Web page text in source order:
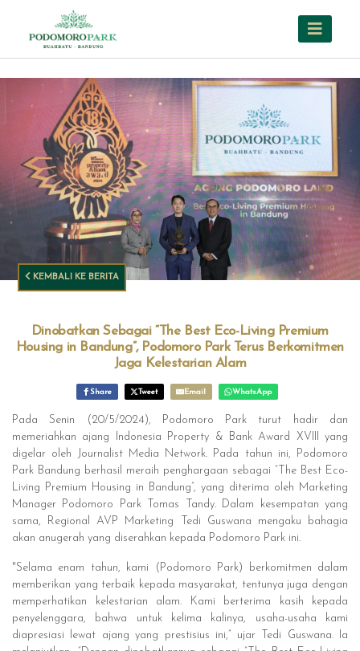
KEMBALI KE BERITA
Dinobatkan Sebagai “The Best Eco-Living Premium
Housing in Bandung”, Podomoro Park Terus Berkomitmen
Jaga Kelestarian Alam
Share Tweet Email WhatsApp
Pada Senin (20/5/2024), Podomoro Park turut hadir dan
memeriahkan ajang Indonesia Property & Bank Award XVIII yang
digelar oleh Journalist Media Network. Pada tahun ini, Podomoro
Park Bandung berhasil meraih penghargaan sebagai “The Best Eco-
Living Premium Housing in Bandung”, yang diterima oleh Marketing
Manager Podomoro Park Tomas Tandy. Dalam kesempatan yang
sama, Regional AVP Marketing Tedi Guswana mengaku bahagia
akan anugerah yang diserahkan kepada Podomoro Park ini.
"Selama enam tahun, kami (Podomoro Park) berkomitmen dalam
memberikan yang terbaik kepada masyarakat, tentunya juga dengan
memperhatikan kelestarian alam. Kami berterima kasih kepada
penyelenggara, bahwa untuk kelima kalinya, usaha-usaha kami
diapresiasi lewat ajang yang prestisius ini,” ujar Tedi Guswana. Ia